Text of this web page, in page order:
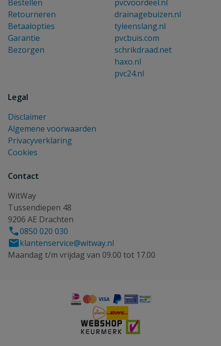
Bestellen
Retourneren
Betaalopties
Garantie
Bezorgen
pvcvoordeel.nl
drainagebuizen.nl
tyleenslang.nl
pvcbuis.com
schrikdraad.net
haxo.nl
pvc24.nl
Legal
Disclaimer
Algemene voorwaarden
Privacyverklaring
Cookies
Contact
WitWay
Tussendiepen 48
9206 AE Drachten
0850 020 030
klantenservice@witway.nl
Maandag t/m vrijdag van 09.00 tot 17.00